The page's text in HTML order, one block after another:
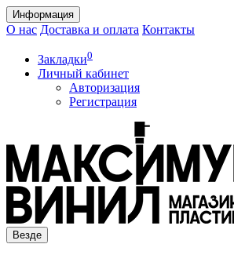
Информация
О нас Доставка и оплата Контакты
Закладки0
Личный кабинет
Авторизация
Регистрация
Везде